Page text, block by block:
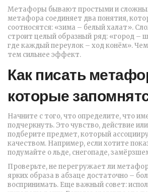
Метафоры бывают простыми и
метафора соединяет два понятия,
соотносятся: «зима – белый халат».
строит целый образный ряд: «город –
где каждый переулок – ход конём».
тем сильнее эффект.
Как писать
которые
Начните с того, что определите, что
подчеркнуть. Это чувство, действие
подберите предмет, который
качеством. Например, если хотите
подумайте о льде, снегопаде,
Проверьте, не перегружает ли
ярких образа в абзаце достаточно –
воспринимать. Еще важный совет: